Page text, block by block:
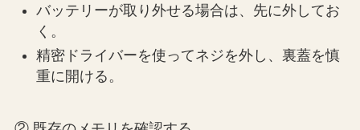
バッテリーが取り外せる場合は、先に外してお
く。
精密ドライバーを使ってネジを外し、裏蓋を慎
重に開ける。